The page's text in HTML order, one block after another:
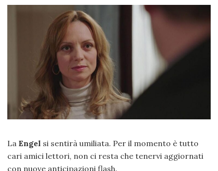
La Engel si sentirà umiliata. Per il momento è tutto
cari amici lettori, non ci resta che tenervi aggiornati
con nuove anticipazioni flash.